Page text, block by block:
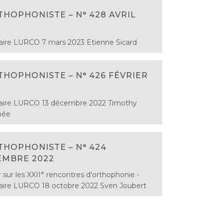
– N° 428 AVRIL
LURCO 7 mars 2023 Etienne Sicard
– N° 426 FÉVRIER
LURCO 13 décembre 2022 Timothy
– N° 424
2022
sur les XXII° rencontres d'orthophonie -
LURCO 18 octobre 2022 Sven Joubert